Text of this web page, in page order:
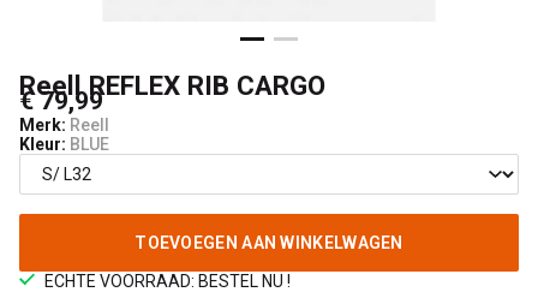
Reell REFLEX RIB CARGO
€ 79,99
Merk: Reell
Kleur: BLUE
TOEVOEGEN AAN WINKELWAGEN
ECHTE VOORRAAD: BESTEL NU !